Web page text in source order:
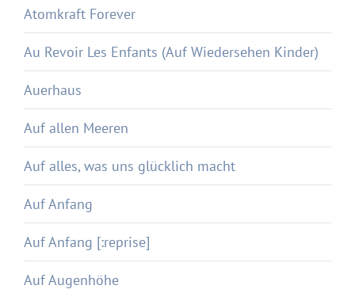
Atomkraft Forever
Au Revoir Les Enfants (Auf Wiedersehen Kinder)
Auerhaus
Auf allen Meeren
Auf alles, was uns glücklich macht
Auf Anfang
Auf Anfang [:reprise]
Auf Augenhöhe